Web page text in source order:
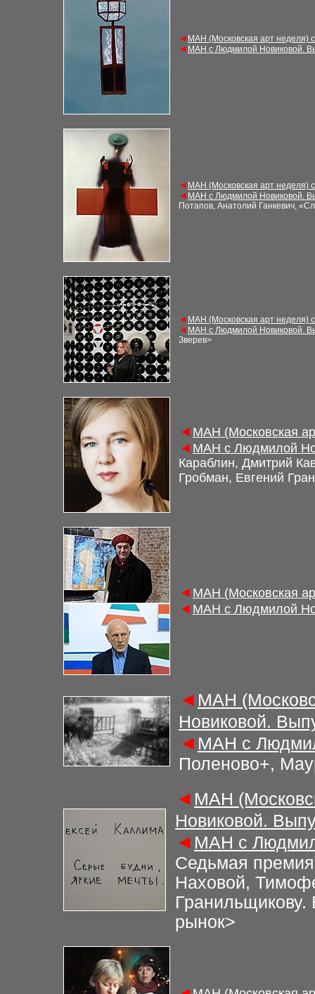
◄ МАН (Московская арт неделя)
◄ МАН с Людмилой Новиковой.
◄ МАН (Московская арт неделя)
◄ МАН с Людмилой Новиковой.
Потапов, Анатолий Ганкевич,
◄ МАН (Московская арт неделя)
◄ МАН с Людмилой Новиковой.
Зверев>
◄ МАН (Московская
◄ МАН с Людмилой
Караблин, Дмитрий
Гробман, Евгений
◄ МАН (Московская
◄ МАН с Людмилой
◄ МАН
Новиковой.
◄ МАН с
Поленово+,
◄ МАН
Новиковой.
◄ МАН с
Седьмая
Наховой,
рынок>